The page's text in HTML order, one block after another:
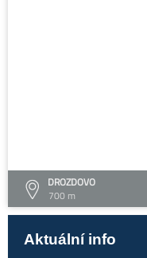
DROZDOVO
700 m
Aktuální info